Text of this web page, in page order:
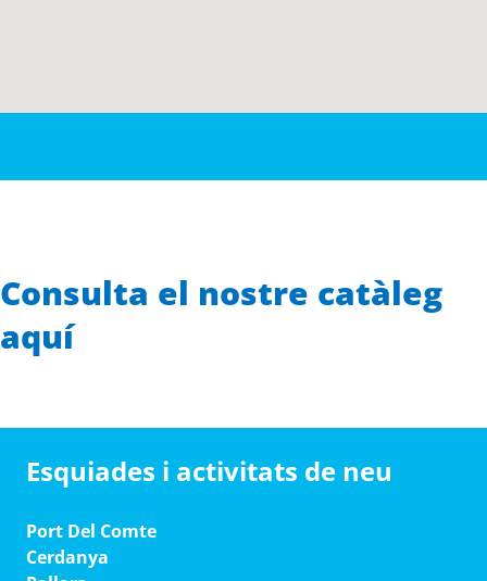
Consulta el nostre catàleg
aquí
Esquiades i activitats de neu
Port Del Comte
Cerdanya